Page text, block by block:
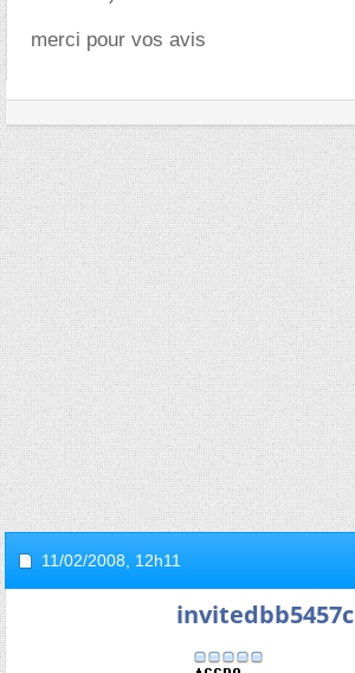
merci pour vos avis
11/02/2008, 12h11
invitedbb5457c